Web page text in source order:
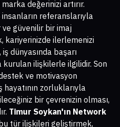
değerinizi artırır.
insanların referanslarıyla
güvenilir bir imaj
kariyerinizde ilerlemenizi
dünyasında başarı
ilişkilerle ilgilidir. Son
ve motivasyon
hayatının zorluklarıyla
bir çevrenizin olması,
Timur Soykan'ın Network
tür ilişkileri geliştirmek,